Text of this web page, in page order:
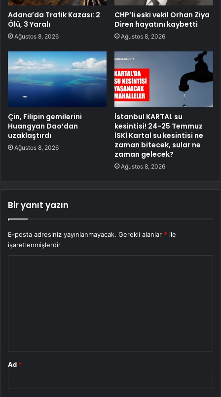
Adana’da Trafik Kazası: 2
Ölü, 3 Yaralı
Ağustos 8, 2026
CHP’li eski vekil Orhan Ziya
Diren hayatını kaybetti
Ağustos 8, 2026
Çin, Filipin gemilerini
Huangyan Dao’dan
uzaklaştırdı
Ağustos 8, 2026
İstanbul KARTAL su
kesintisi! 24-25 Temmuz
İSKİ Kartal su kesintisi ne
zaman bitecek, sular ne
zaman gelecek?
Ağustos 8, 2026
Bir yanıt yazın
E-posta adresiniz yayınlanmayacak. Gerekli alanlar * ile
işaretlenmişlerdir
Ad *